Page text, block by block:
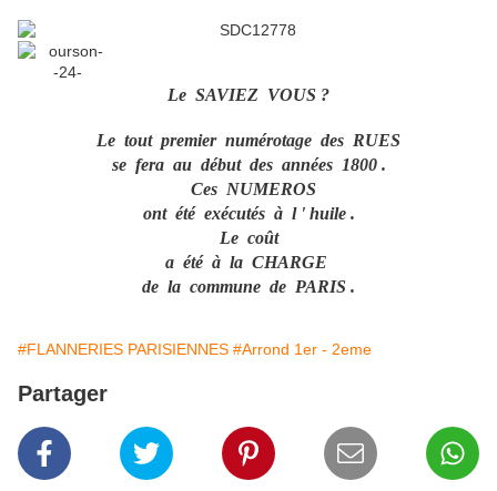
Le SAVIEZ VOUS ?
Le tout premier numérotage des RUES
se fera au début des années 1800 .
Ces NUMEROS
ont été exécutés à l ' huile .
Le coût
a été à la CHARGE
de la commune de PARIS .
#FLANNERIES PARISIENNES #Arrond 1er - 2eme
Partager